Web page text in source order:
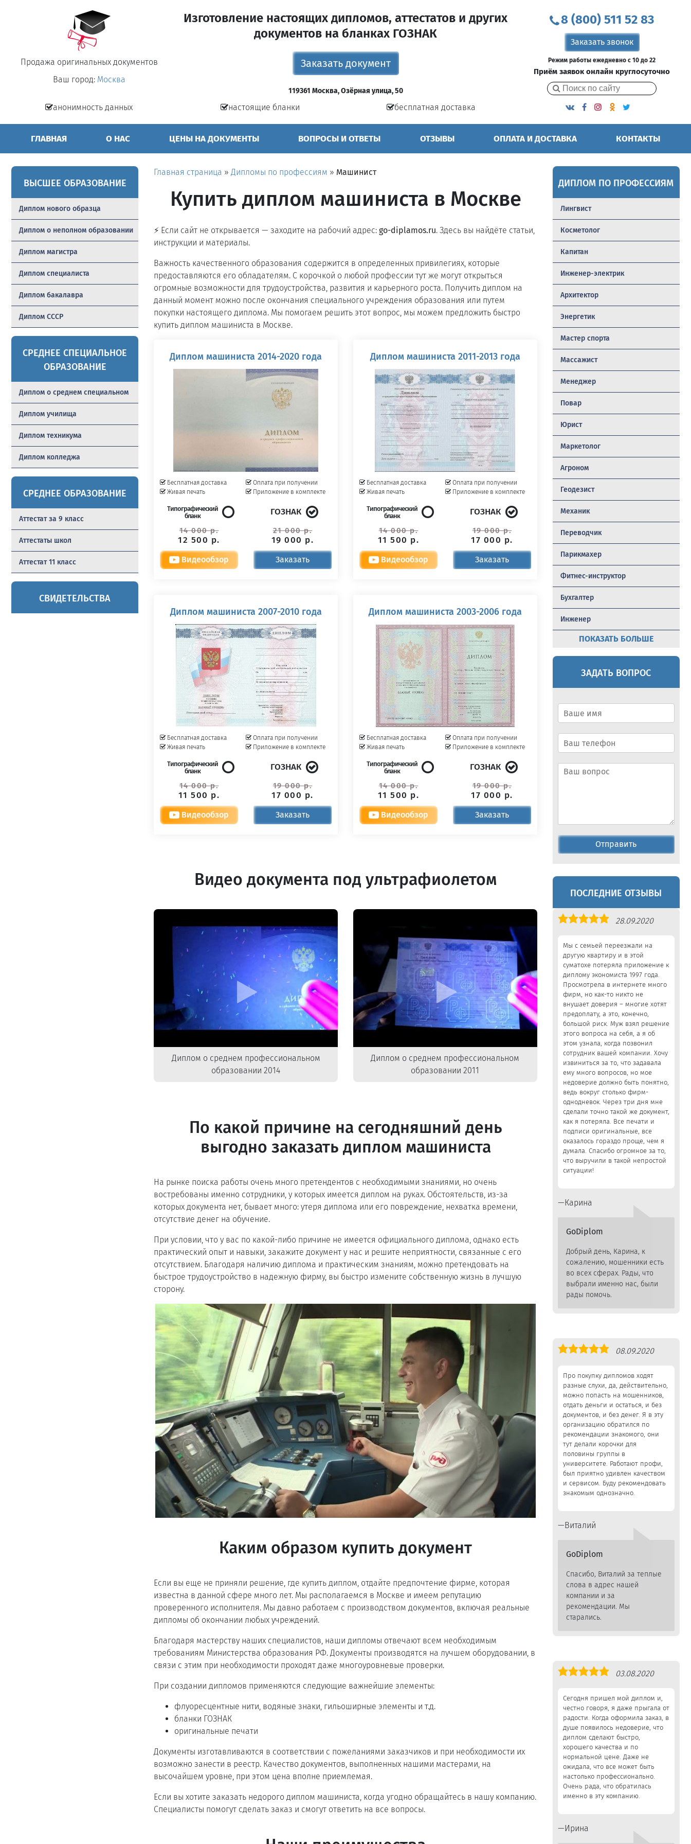
Продажа оригинальных документов
Ваш город: Москва
анонимность данных
Изготовление настоящих дипломов, аттестатов и других
документов на бланках ГОЗНАК
Заказать документ
119361 Москва, Озёрная улица, 50
настоящие бланки бесплатная доставка
8 (800) 511 52 83
Заказать звонок
Режим работы ежедневно с 10 до 22
Приём заявок онлайн круглосуточно
ГЛАВНАЯ О НАС ЦЕНЫ НА ДОКУМЕНТЫ ВОПРОСЫ И ОТВЕТЫ ОТЗЫВЫ ОПЛАТА И ДОСТАВКА КОНТАКТЫ
ВЫСШЕЕ ОБРАЗОВАНИЕ
Диплом нового образца
Диплом о неполном образовании
Диплом магистра
Диплом специалиста
Диплом бакалавра
Диплом СССР
СРЕДНЕЕ СПЕЦИАЛЬНОЕ
ОБРАЗОВАНИЕ
Диплом о среднем специальном
Диплом училища
Диплом техникума
Диплом колледжа
СРЕДНЕЕ ОБРАЗОВАНИЕ
Аттестат за 9 класс
Аттестаты школ
Аттестат 11 класс
СВИДЕТЕЛЬСТВА
Главная страница »Дипломы по профессиям » Машинист
Купить диплом машиниста в Москве
⚡ Если сайт не открывается — заходите на рабочий адрес:go-diplamos.ru. Здесь вы найдёте статьи,
инструкции и материалы.
Важность качественного образования содержится в определенных привилегиях, которые
предоставляются его обладателям. С корочкой о любой профессии тут же могут открыться
огромные возможности для трудоустройства, развития и карьерного роста. Получить диплом на
данный момент можно после окончания специального учреждения образования или путем
покупки настоящего диплома. Мы помогаем решить этот вопрос, мы можем предложить быстро
купить диплом машиниста в Москве.
Диплом машиниста 2014-2020 года
Бесплатная доставка
Живая печать
Оплата при получении
Приложение в комплекте
Типографический
бланк
14 000 р.
12 500 р.
ГОЗНАК
21 000 р.
19 000 р.
Видеообзор Заказать
Диплом машиниста 2011-2013 года
Бесплатная доставка
Живая печать
Оплата при получении
Приложение в комплекте
Типографический
бланк
14 000 р.
11 500 р.
ГОЗНАК
19 000 р.
17 000 р.
Видеообзор Заказать
Диплом машиниста 2007-2010 года
Бесплатная доставка
Живая печать
Оплата при получении
Приложение в комплекте
Типографический
бланк
14 000 р.
11 500 р.
ГОЗНАК
19 000 р.
17 000 р.
Видеообзор Заказать
Диплом машиниста 2003-2006 года
Бесплатная доставка
Живая печать
Оплата при получении
Приложение в комплекте
Типографический
бланк
14 000 р.
11 500 р.
ГОЗНАК
19 000 р.
17 000 р.
Видеообзор Заказать
Видео документа под ультрафиолетом
Диплом о среднем профессиональном
образовании 2014
Диплом о среднем профессиональном
образовании 2011
По какой причине на сегодняшний день
выгодно заказать диплом машиниста
На рынке поиска работы очень много претендентов с необходимыми знаниями, но очень
востребованы именно сотрудники, у которых имеется диплом на руках. Обстоятельств, из-за
которых документа нет, бывает много: утеря диплома или его повреждение, нехватка времени,
отсутствие денег на обучение.
При условии, что у вас по какой-либо причине не имеется официального диплома, однако есть
практический опыт и навыки, закажите документ у нас и решите неприятности, связанные с его
отсутствием. Благодаря наличию диплома и практическим знаниям, можно претендовать на
быстрое трудоустройство в надежную фирму, вы быстро измените собственную жизнь в лучшую
сторону.
Каким образом купить документ
Если вы еще не приняли решение, где купить диплом, отдайте предпочтение фирме, которая
известна в данной сфере много лет. Мы располагаемся в Москве и имеем репутацию
проверенного исполнителя. Мы давно работаем с производством документов, включая реальные
дипломы об окончании любых учреждений.
Благодаря мастерству наших специалистов, наши дипломы отвечают всем необходимым
требованиям Министерства образования РФ. Документы производятся на лучшем оборудовании, в
связи с этим при необходимости проходят даже многоуровневые проверки.
При создании дипломов применяются следующие важнейшие элементы:
флуоресцентные нити, водяные знаки, гильоширные элементы и т.д.
бланки ГОЗНАК
оригинальные печати
Документы изготавливаются в соответствии с пожеланиями заказчиков и при необходимости их
возможно занести в реестр. Качество документов, выполненных нашими мастерами, на
высочайшем уровне, при этом цена вполне приемлемая.
Если вы хотите заказать недорого диплом машиниста, когда угодно обращайтесь в нашу компанию.
Специалисты помогут сделать заказ и смогут ответить на все вопросы.
ДИПЛОМ ПО ПРОФЕССИЯМ
Лингвист
Косметолог
Капитан
Инженер-электрик
Архитектор
Энергетик
Мастер спорта
Массажист
Менеджер
Повар
Юрист
Маркетолог
Агроном
Геодезист
Механик
Переводчик
Парикмахер
Фитнес-инструктор
Бухгалтер
Инженер
ПОКАЗАТЬ БОЛЬШЕ
ЗАДАТЬ ВОПРОС
Отправить
ПОСЛЕДНИЕ ОТЗЫВЫ
Оценка
28.09.2020
Мы с семьей переезжали на
другую квартиру и в этой
суматохе потеряла приложение к
диплому экономиста 1997 года.
Просмотрела в интернете много
фирм, но как-то никто не
внушает доверия – многие хотят
предоплату, а это, конечно,
большой риск. Муж взял решение
этого вопроса на себя, а я об
этом узнала, когда позвонил
сотрудник вашей компании. Хочу
извиниться за то, что задавала
ему много вопросов, но мое
недоверие должно быть понятно,
ведь вокруг столько фирм-
однодневок. Через три дня мне
сделали точно такой же документ,
как я потеряла. Все печати и
подписи оригинальные, все
оказалось гораздо проще, чем я
думала. Спасибо огромное за то,
что выручили в такой непростой
ситуации!
Карина
GoDiplom
Добрый день, Карина, к
сожалению, мошенники есть
во всех сферах. Рады, что
выбрали именно нас, были
рады помочь.
Оценка
08.09.2020
Про покупку дипломов ходят
разные слухи, да, действительно,
можно попасть на мошенников,
отдать деньги и остаться, и без
документов, и без денег. Я в эту
организацию обратился по
рекомендации знакомого, они
тут делали корочки для
половины группы в
университете. Работают профи,
был приятно удивлен качеством
и сервисом. Буду рекомендовать
знакомым однозначно.
Виталий
GoDiplom
Спасибо, Виталий за теплые
слова в адрес нашей
компании и за
рекомендации. Мы
старались.
Оценка
03.08.2020
Сегодня пришел мой диплом и,
честно говоря, я даже прыгала от
радости. Когда оформила заказ, в
душе появилось недоверие, что
диплом сделают быстро,
хорошего качества и по
нормальной цене. Даже не
ожидала, что все может быть
настолько профессионально.
Очень рада, что обратилась
именно в эту компанию.
Ирина